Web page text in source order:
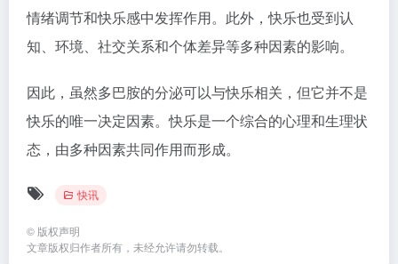
情绪调节和快乐感中发挥作用。此外，快乐也受到认
知、环境、社交关系和个体差异等多种因素的影响。
因此，虽然多巴胺的分泌可以与快乐相关，但它并不是
快乐的唯一决定因素。快乐是一个综合的心理和生理状
态，由多种因素共同作用而形成。
快讯
© 版权声明
文章版权归作者所有，未经允许请勿转载。